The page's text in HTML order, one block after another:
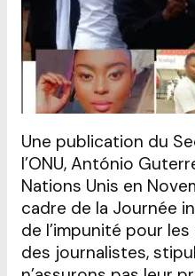
Une publication du
l’ONU, António
Nations Unis en
cadre de la Journée
de l’impunité pour
des journalistes,